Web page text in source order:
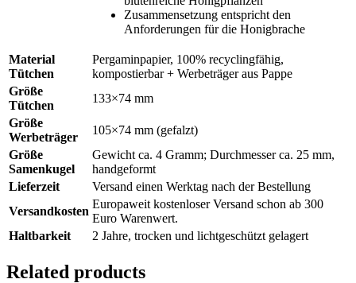
Zusammensetzung entspricht den
Anforderungen für die Honigbrache
Material
Tütchen
Pergaminpapier, 100% recyclingfähig,
kompostierbar + Werbeträger aus Pappe
Größe
Tütchen
133×74 mm
Größe
Werbeträger
105×74 mm (gefalzt)
Größe
Samenkugel
Gewicht ca. 4 Gramm; Durchmesser ca. 25 mm,
handgeformt
Lieferzeit
Versand einen Werktag nach der Bestellung
Versandkosten
Europaweit kostenloser Versand schon ab 300
Euro Warenwert.
Haltbarkeit
2 Jahre, trocken und lichtgeschützt gelagert
Related products